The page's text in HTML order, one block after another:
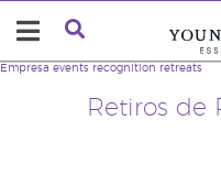
Retiros de
Empresa events recognition retreats